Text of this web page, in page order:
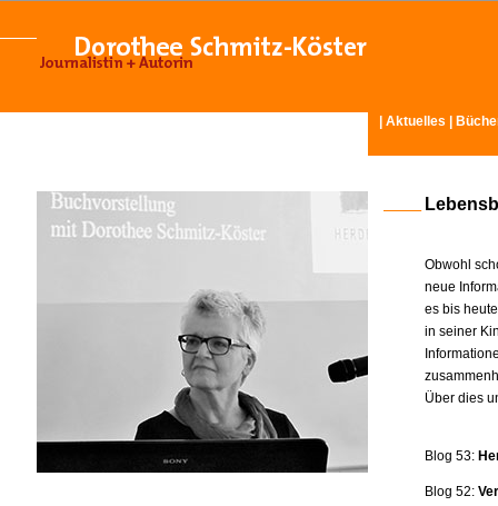
Aktuelles
Obwohl
neue
es bis
in seiner
Über dies
Blog 53:
Blog 52: